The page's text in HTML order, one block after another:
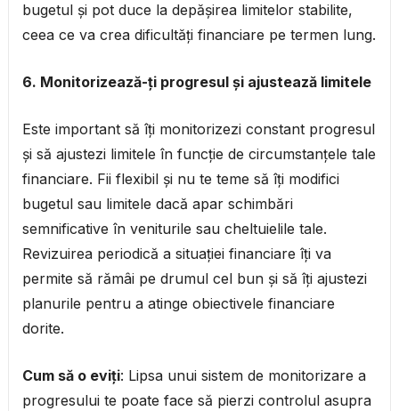
bugetul și pot duce la depășirea limitelor stabilite,
ceea ce va crea dificultăți financiare pe termen lung.
6. Monitorizează-ți progresul și ajustează limitele
Este important să îți monitorizezi constant progresul
și să ajustezi limitele în funcție de circumstanțele tale
financiare. Fii flexibil și nu te teme să îți modifici
bugetul sau limitele dacă apar schimbări
semnificative în veniturile sau cheltuielile tale.
Revizuirea periodică a situației financiare îți va
permite să rămâi pe drumul cel bun și să îți ajustezi
planurile pentru a atinge obiectivele financiare
dorite.
Cum să o eviți: Lipsa unui sistem de monitorizare a
progresului te poate face să pierzi controlul asupra